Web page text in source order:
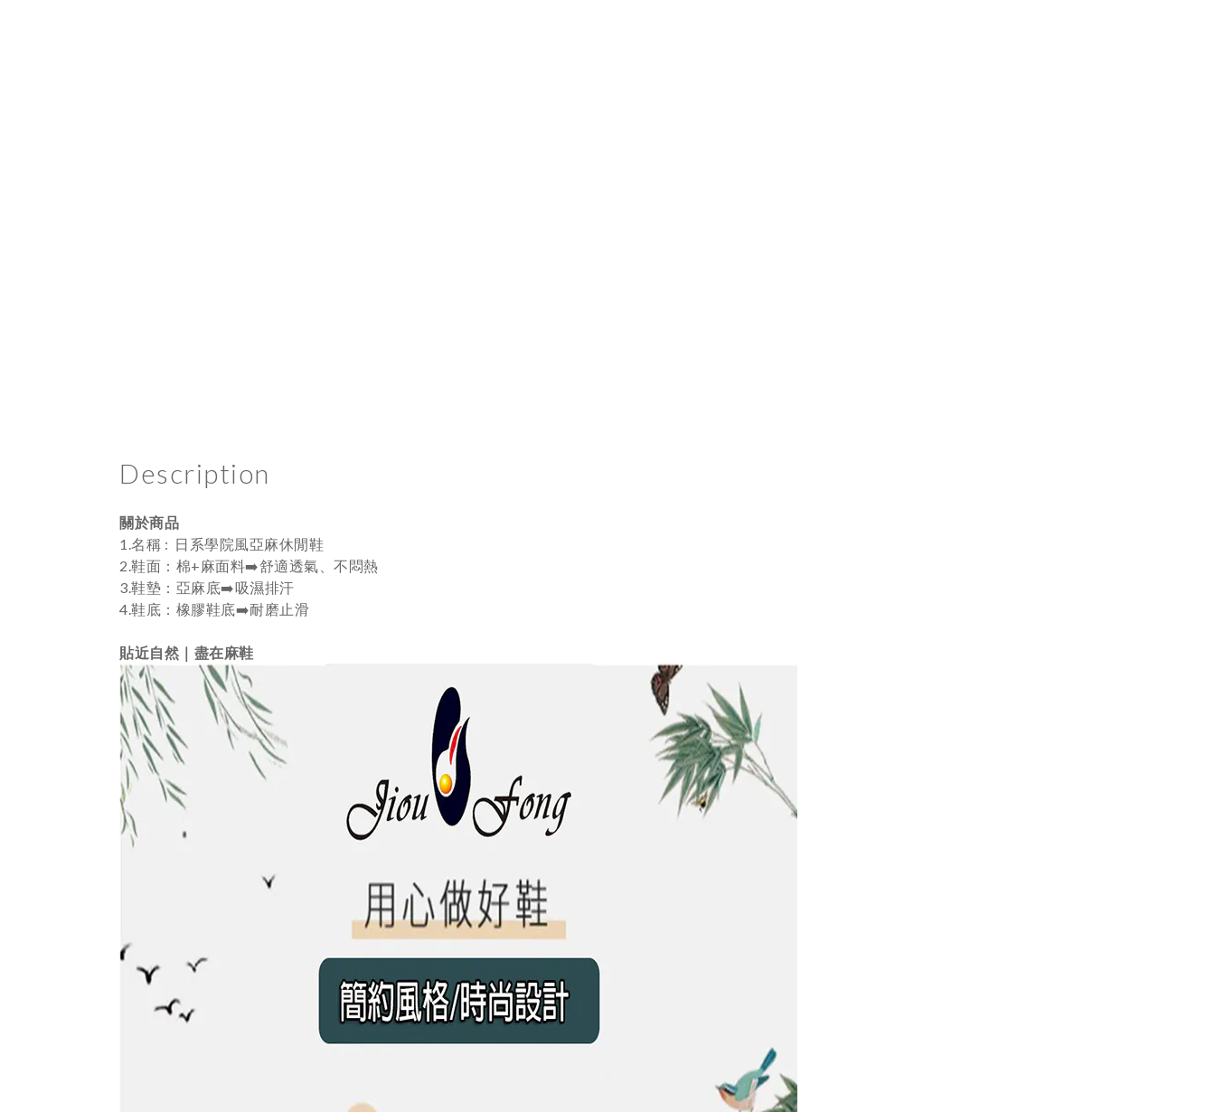
Description
關於商品
1.名稱 : 日系學院風亞麻休閒鞋
2.鞋面：棉+麻面料➡️舒適透氣、不悶熱
3.鞋墊：亞麻底➡️吸濕排汗
4.鞋底：橡膠鞋底➡️耐磨止滑
貼近自然｜盡在麻鞋